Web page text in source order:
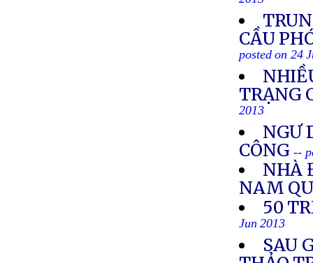
CẦU
posted on 24
TRẠNG
2013
NGƯ
CÔNG --
NHÀ
NAM
50
Jun 2013
SAU